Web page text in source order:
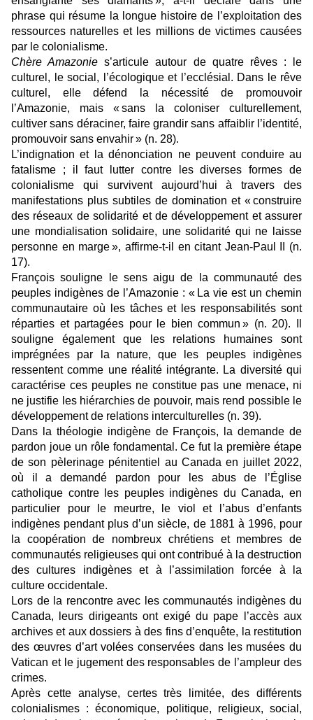
phrase qui résume la longue histoire de l’exploitation des
ressources naturelles et les millions de victimes causées
par le colonialisme.
Chère Amazonie s’articule autour de quatre rêves : le
culturel, le social, l’écologique et l’ecclésial. Dans le rêve
culturel, elle défend la nécessité de promouvoir
l’Amazonie, mais « sans la coloniser culturellement,
cultiver sans déraciner, faire grandir sans affaiblir l’identité,
promouvoir sans envahir » (n. 28).
L’indignation et la dénonciation ne peuvent conduire au
fatalisme ; il faut lutter contre les diverses formes de
colonialisme qui survivent aujourd’hui à travers des
manifestations plus subtiles de domination et « construire
des réseaux de solidarité et de développement et assurer
une mondialisation solidaire, une solidarité qui ne laisse
personne en marge », affirme-t-il en citant Jean-Paul II (n.
17).
François souligne le sens aigu de la communauté des
peuples indigènes de l’Amazonie : « La vie est un chemin
communautaire où les tâches et les responsabilités sont
réparties et partagées pour le bien commun » (n. 20). Il
souligne également que les relations humaines sont
imprégnées par la nature, que les peuples indigènes
ressentent comme une réalité intégrante. La diversité qui
caractérise ces peuples ne constitue pas une menace, ni
ne justifie les hiérarchies de pouvoir, mais rend possible le
développement de relations interculturelles (n. 39).
Dans la théologie indigène de François, la demande de
pardon joue un rôle fondamental. Ce fut la première étape
de son pèlerinage pénitentiel au Canada en juillet 2022,
où il a demandé pardon pour les abus de l’Église
catholique contre les peuples indigènes du Canada, en
particulier pour le meurtre, le viol et l’abus d’enfants
indigènes pendant plus d’un siècle, de 1881 à 1996, pour
la coopération de nombreux chrétiens et membres de
communautés religieuses qui ont contribué à la destruction
des cultures indigènes et à l’assimilation forcée à la
culture occidentale.
Lors de la rencontre avec les communautés indigènes du
Canada, leurs dirigeants ont exigé du pape l’accès aux
archives et aux dossiers à des fins d’enquête, la restitution
des œuvres d’art volées conservées dans les musées du
Vatican et le jugement des responsables de l’ampleur des
crimes.
Après cette analyse, certes très limitée, des différents
colonialismes : économique, politique, religieux, social,